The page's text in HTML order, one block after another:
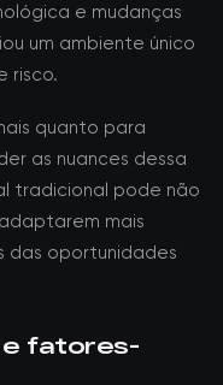
e mudanças
um ambiente único
risco.
quanto para
as nuances dessa
tradicional pode não
mais
das oportunidades
e fatores-